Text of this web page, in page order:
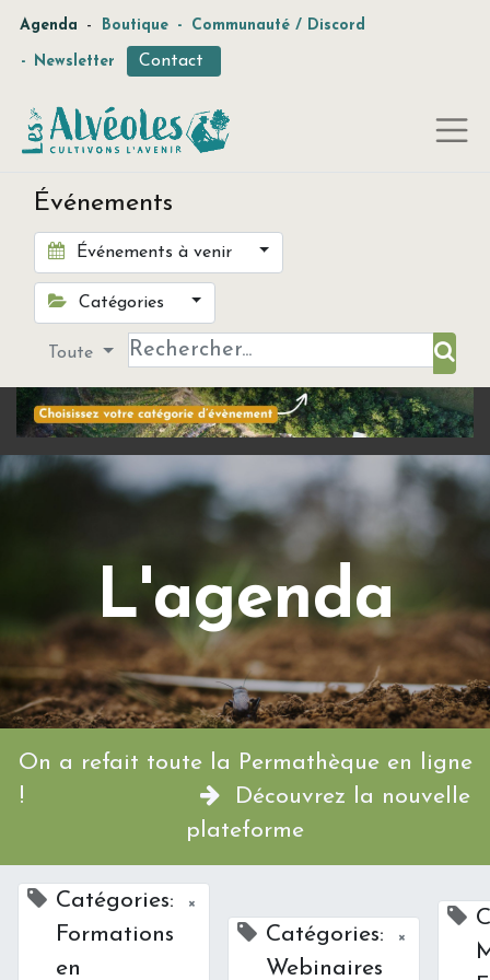
Agenda - Boutique - Communauté / Discord
- Newsletter Contact
Événements
Événements à venir
Catégories
Toute
L'agenda
On a refait toute la Permathèque en ligne
!
Découvrez la nouvelle
plateforme
Catégories:
Formations
en
×
Catégories:
Webinaires
×